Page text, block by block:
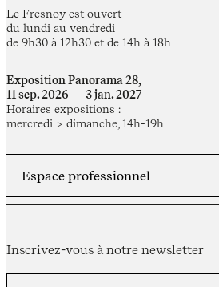
Le Fresnoy est ouvert
du lundi au vendredi
de 9h30 à 12h30 et de 14h à 18h
Exposition Panorama 28,
11 sep. 2026 — 3 jan. 2027
Horaires expositions :
mercredi > dimanche, 14h-19h
Inscrivez-vous à notre newsletter